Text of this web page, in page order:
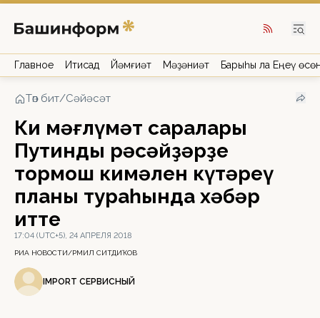
Главное Иҡтисад Йәмғиәт Мәҙәниәт Барыһы ла Еңеү
Төп бит/Сәйәсәт
Киң мәғлүмәт саралары
Путиндың рәсәйҙәрҙең
тормош кимәлен күтәреү
планы тураһында хәбәр
итте
17:04 (UTC+5), 24 АПРЕЛЯ 2018
РИА НОВОСТИ/РӘМИЛ СИТДИҠОВ
IMPORT СЕРВИСНЫЙ